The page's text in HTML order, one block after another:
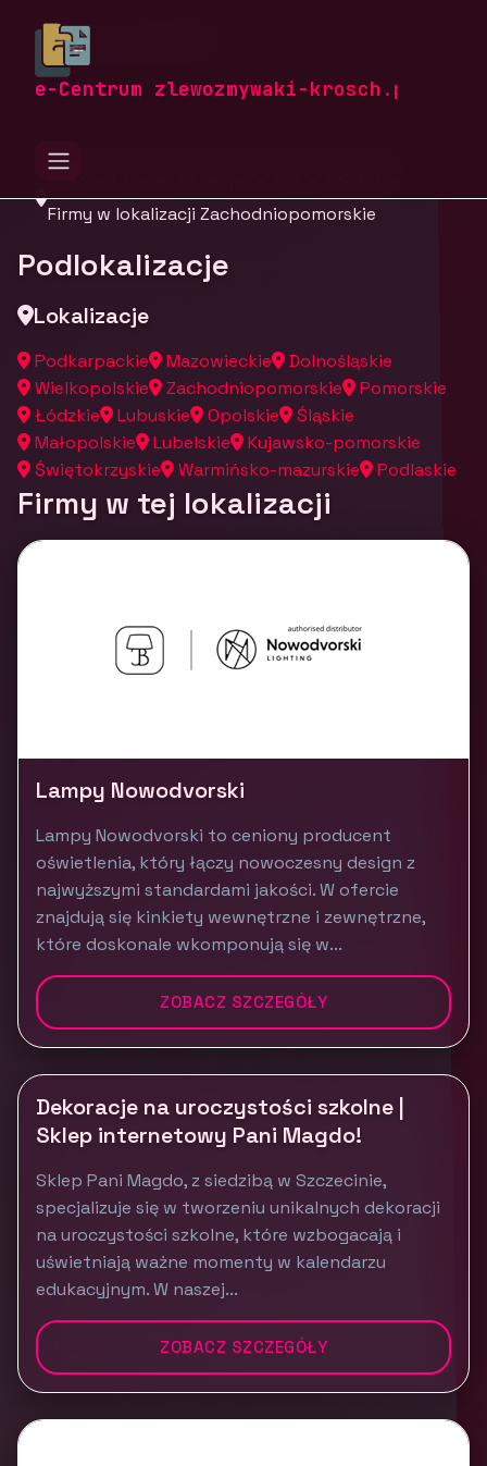
e-Centrum zlewozmywaki-krosch.pl
zlewozmywaki-krosch.pl
Firmy z województwa
Zachodniopomorskie
Firmy w lokalizacji Zachodniopomorskie
Podlokalizacje
Lokalizacje
Podkarpackie Mazowieckie
Dolnośląskie
Wielkopolskie
Zachodniopomorskie
Pomorskie
Łódzkie
Lubuskie Opolskie
Śląskie
Małopolskie
Lubelskie
Kujawsko-pomorskie
Świętokrzyskie
Warmińsko-mazurskie Podlaskie
Firmy w tej lokalizacji
Lampy Nowodvorski
Lampy Nowodvorski to ceniony producent
oświetlenia, który łączy nowoczesny design z
najwyższymi standardami jakości. W ofercie
znajdują się kinkiety wewnętrzne i zewnętrzne,
które doskonale wkomponują się w...
ZOBACZ SZCZEGÓŁY
Dekoracje na uroczystości szkolne |
Sklep internetowy Pani Magdo!
Sklep Pani Magdo, z siedzibą w Szczecinie,
specjalizuje się w tworzeniu unikalnych dekoracji
na uroczystości szkolne, które wzbogacają i
uświetniają ważne momenty w kalendarzu
edukacyjnym. W naszej...
ZOBACZ SZCZEGÓŁY